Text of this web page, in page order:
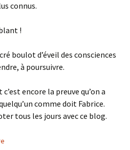
connus.
!
boulot d’éveil des consciences
à poursuivre.
encore la preuve qu’on a
comme doit Fabrice.
tous les jours avec ce blog.